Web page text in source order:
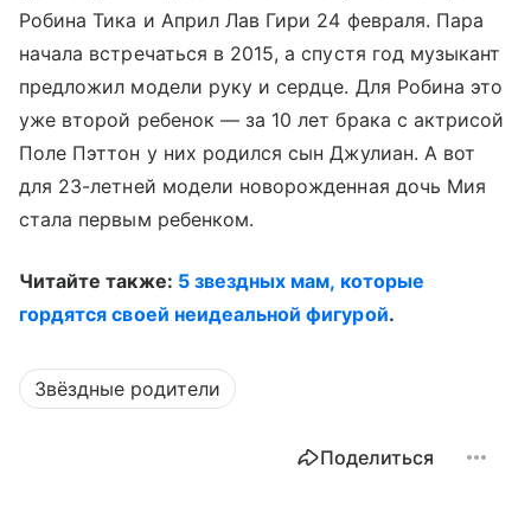
Робина Тика и Април Лав Гири 24 февраля. Пара
начала встречаться в 2015, а спустя год музыкант
предложил модели руку и сердце. Для Робина это
уже второй ребенок — за 10 лет брака с актрисой
Поле Пэттон у них родился сын Джулиан. А вот
для 23-летней модели новорожденная дочь Мия
стала первым ребенком.
Читайте также: 5 звездных мам, которые
гордятся своей неидеальной фигурой.
Звёздные родители
Поделиться